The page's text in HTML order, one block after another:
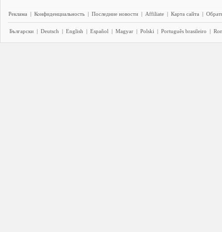
Реклама | Конфиденциальность | Последние новости | Affiliate | Карта сайта |
Български | Deutsch | English | Español | Magyar | Polski | Português brasileiro |